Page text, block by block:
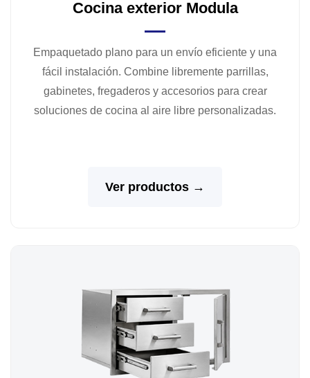
Cocina exterior Modula
Empaquetado plano para un envío eficiente y una
fácil instalación. Combine libremente parrillas,
gabinetes, fregaderos y accesorios para crear
soluciones de cocina al aire libre personalizadas.
Ver productos →